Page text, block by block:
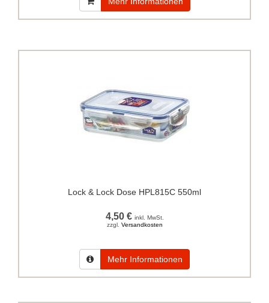
Lock & Lock Dose HPL815C 550ml
4,50 € inkl. MwSt.
zzgl. Versandkosten
Mehr Informationen